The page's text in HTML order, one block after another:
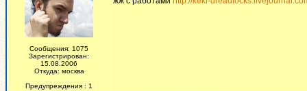
Сообщения: 1075
Зарегистрирован:
15.08.2006
Откуда: москва
Предупреждения : 1